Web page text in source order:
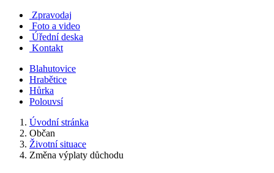
Zpravodaj
Foto a video
Úřední deska
Kontakt
Blahutovice
Hrabětice
Hůrka
Polouvsí
Úvodní stránka
Občan
Životní situace
Změna výplaty důchodu